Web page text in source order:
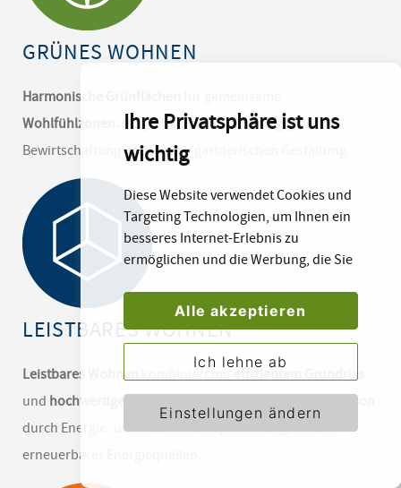
Ihre Privatsphäre ist uns
wichtig
Diese Website verwendet Cookies und
Targeting Technologien, um Ihnen ein
besseres Internet-Erlebnis zu
ermöglichen und die Werbung, die Sie
sehen, besser an Ihre Bedürfnisse
anzupassen. Diese Technologien
nutzen wir außerdem, um Ergebnisse
zu messen, um zu verstehen, woher
unsere Besucher kommen oder um
Alle akzeptieren
Ich lehne ab
Einstellungen ändern
GRÜNES WOHNEN
Harmonische Grünflächen
Wohlfühlzonen.
Möglichkeit von nachhaltig grüner
Bewirtschaftung und aktiver gärtnerischen Gestaltung.
LEISTBARES WOHNEN
Leistbares Wohnen kombiniert mit effizientem Grundriss
und hochwertigem Konform.
Nachhaltige Kostenreduktion
durch Energie- und Ressourcenoptimierung, mittels
erneuerbarer Energiequellen.